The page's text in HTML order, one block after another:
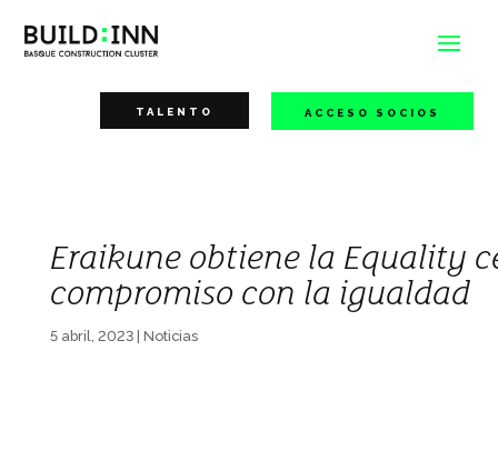
TALENTO ACCESO SOCIOS
Eraikune obtiene la Equality
compromiso con la igualdad
5 abril, 2023| Noticias